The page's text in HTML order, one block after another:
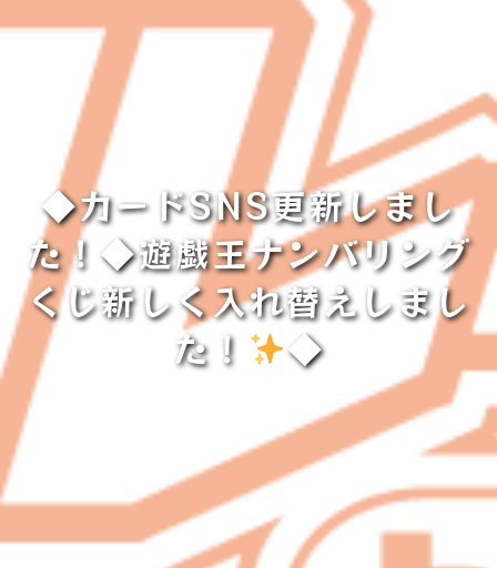
◆カードSNS更新しまし
た！◆遊戯王ナンバリング
くじ新しく入れ替えしまし
た！
◆